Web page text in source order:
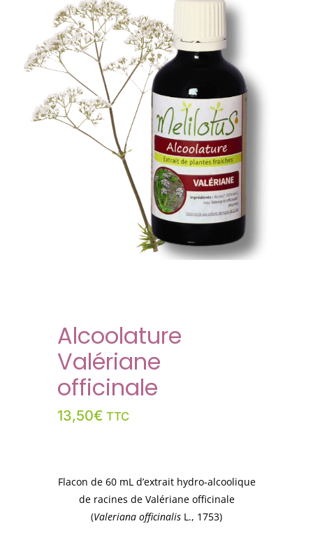
Santé & Bien-Être
Ateliers & Formations
Nous trouver
Alcoolature
Valériane
officinale
13,50€ TTC
Flacon de 60 mL d’extrait hydro-alcoolique
de racines de Valériane officinale
(Valeriana officinalis L., 1753)